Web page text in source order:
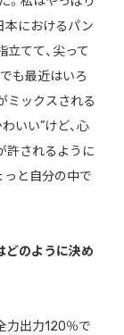
本におけるパン
立てて、尖って
も最近はいろ
ミックスされる
いい”けど、心
許されるように
っと自分の中で
のように決め
力出力120％で